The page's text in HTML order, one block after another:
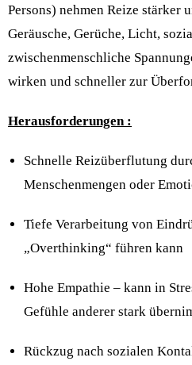
Persons) nehmen Reize stärker
Geräusche, Gerüche, Licht,
zwischenmenschliche
wirken und schneller zur
Herausforderungen :
Schnelle Reizüberflutung
Menschenmengen oder
Tiefe Verarbeitung von
„Overthinking“ führen kann
Hohe Empathie – kann in
Gefühle anderer stark
Rückzug nach sozialen